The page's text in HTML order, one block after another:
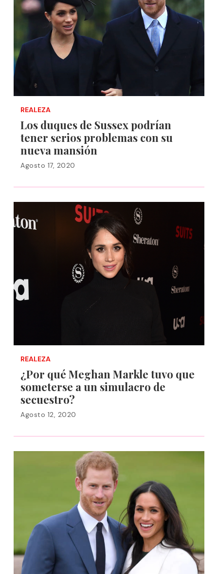
REALEZA
Los duques de Sussex podrían
tener serios problemas con su
nueva mansión
Agosto 17, 2020
REALEZA
¿Por qué Meghan Markle tuvo que
someterse a un simulacro de
secuestro?
Agosto 12, 2020